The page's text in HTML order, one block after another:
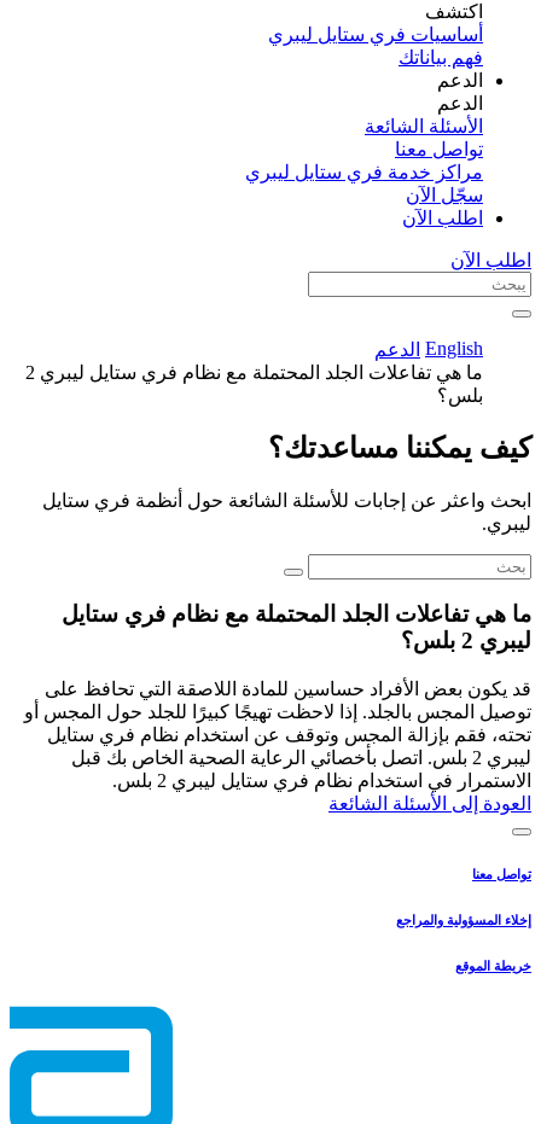
اكتشف​
أساسيات فري ستايل ليبري
فهم بياناتك
الدعم
الدعم
الأسئلة الشائعة
تواصل معنا
مراكز خدمة فري ستايل ليبري
سجّل الآن​
اطلب الآن
اطلب الآن
English الدعم
ما هي تفاعلات الجلد المحتملة مع نظام فري ستايل ليبري 2
بلس؟
كيف يمكننا مساعدتك؟
ابحث واعثر عن إجابات للأسئلة الشائعة حول أنظمة فري ستايل
ليبري.
ما هي تفاعلات الجلد المحتملة مع نظام فري ستايل
ليبري 2 بلس؟
قد يكون بعض الأفراد حساسين للمادة اللاصقة التي تحافظ على
توصيل المجس بالجلد. إذا لاحظت تهيجًا كبيرًا للجلد حول المجس أو
تحته، فقم بإزالة المجس وتوقف عن استخدام نظام فري ستايل
ليبري 2 بلس. اتصل بأخصائي الرعاية الصحية الخاص بك قبل
الاستمرار في استخدام نظام فري ستايل ليبري 2 بلس.
العودة إلى الأسئلة الشائعة
تواصل معنا
إخلاء المسؤولية والمراجع
خريطة الموقع